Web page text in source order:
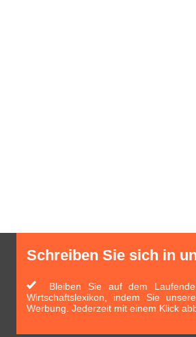
Schreiben Sie sich in
Bleiben Sie auf dem
Wirtschaftslexikon, indem Sie
Werbung. Jederzeit mit einem Klick